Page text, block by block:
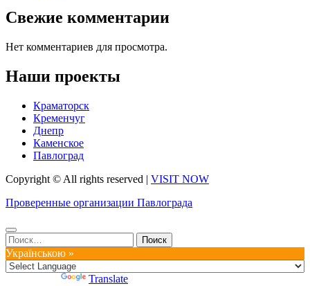
Свежие комментарии
Нет комментариев для просмотра.
Наши проекты
Краматорск
Кременчуг
Днепр
Каменское
Павлоград
Copyright © All rights reserved | VISIT NOW
Проверенные организации Павлограда
Найти:
Українською »
Translate